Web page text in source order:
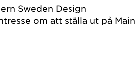
Sweden Design
om att ställa ut på Main